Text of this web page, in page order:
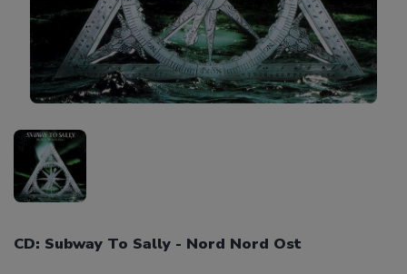
CD: Subway To Sally - Nord Nord Ost